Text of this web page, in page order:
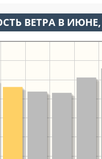
ВЕТРА В